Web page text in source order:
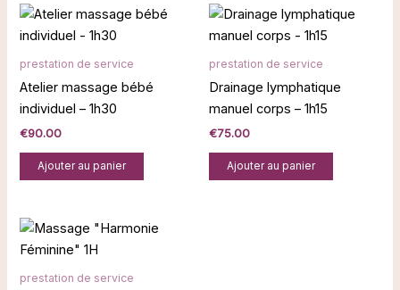
prestation de service
Atelier massage bébé
individuel – 1h30
€90.00
Ajouter au panier
prestation de service
Drainage lymphatique
manuel corps – 1h15
€75.00
Ajouter au panier
prestation de service